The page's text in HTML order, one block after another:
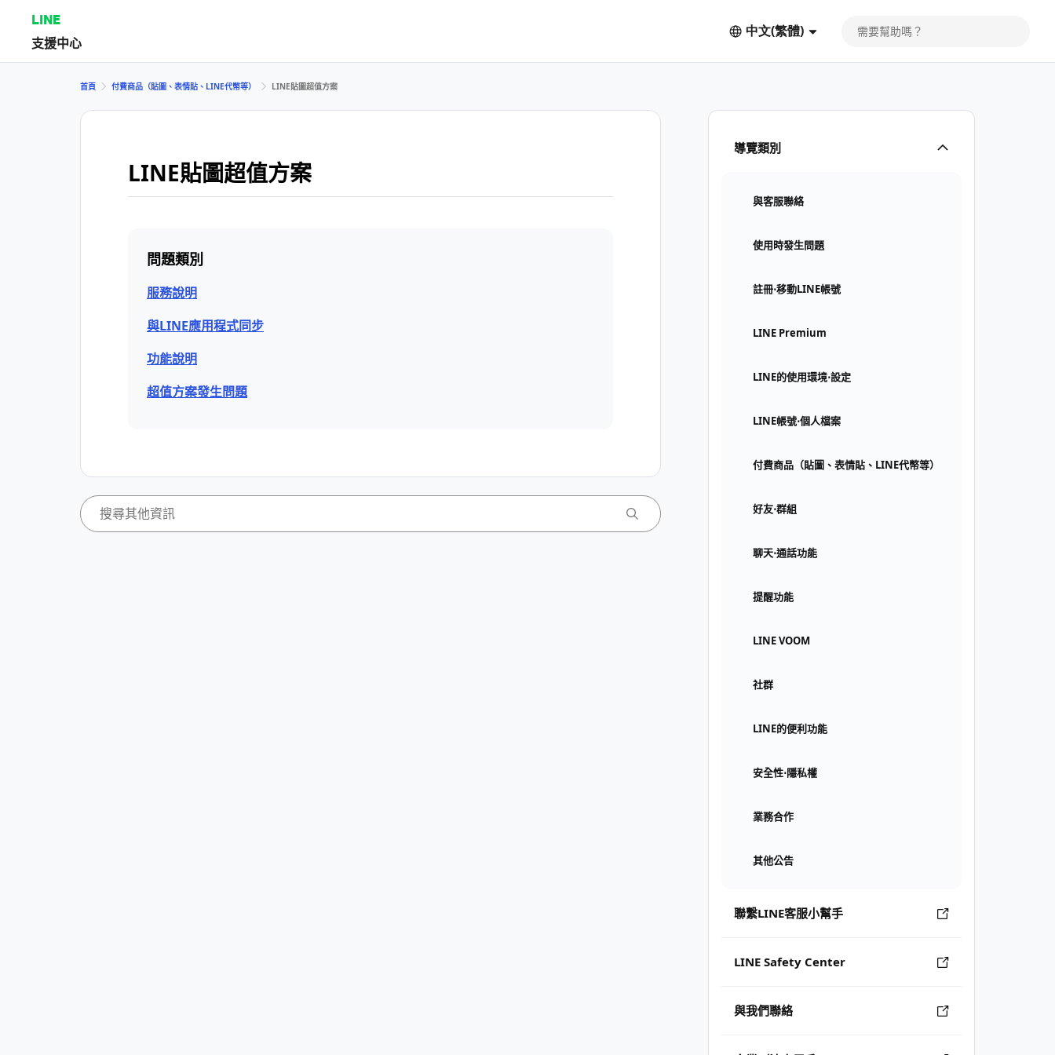
LINE
支援中心
中文(繁體)
導覽類別
與客服聯絡
使用時發生問題
註冊⋅移動LINE帳號
LINE Premium
LINE的使用環境⋅設定
LINE帳號⋅個人檔案
付費商品（貼圖、表情貼、LINE代幣等）
好友⋅群組
聊天⋅通話功能
提醒功能
LINE VOOM
社群
LINE的便利功能
安全性⋅隱私權
業務合作
其他公告
聯繫LINE客服小幫手
LINE Safety Center
與我們聯絡
首頁 付費商品（貼圖、表情貼、LINE代幣等） LINE貼圖超值方案
LINE貼圖超值方案
問題類別
服務說明
與LINE應用程式同步
功能說明
超值方案發生問題